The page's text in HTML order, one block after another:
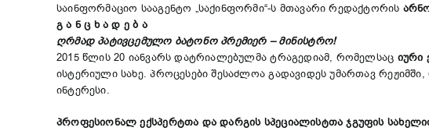
საინფორმაციო სააგენტო „საქინფორმი“-ს მთავარი რედაქტორის
გ ა ნ ც ხ ა დ ე ბ ა
ღრმად პატივცემულო ბატონო პრემიერ – მინისტრო!
2015 წლის 20 იანვარს დატრიალებულმა ტრაგედიამ, რომელსაც იური
ისტერიული სახე. პროცესები შესაძლოა გადავიდეს უმართავ
ინტერესი.
პროფესიონალ ექსპერტთა და დარგის სპეციალისტთა ჯგუფის